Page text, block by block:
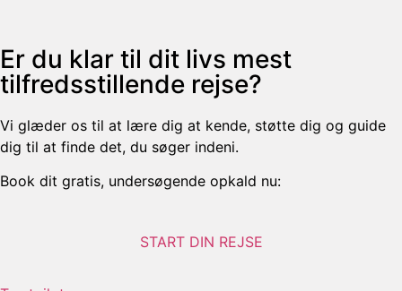
Er du klar til dit livs mest
tilfredsstillende rejse?
Vi glæder os til at lære dig at kende, støtte dig og guide
dig til at finde det, du søger indeni.
Book dit gratis, undersøgende opkald nu:
START DIN REJSE